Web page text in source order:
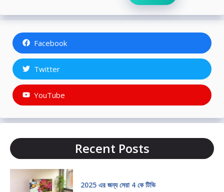
Facebook
Twitter
YouTube
Recent Posts
2025 এর জন্য সেরা 4 কে টিভি